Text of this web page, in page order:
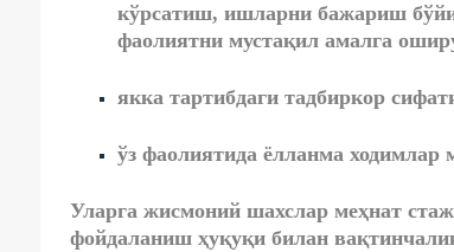
кўрсатиш, ишларни бажариш
фаолиятни мустақил амалга
якка тартибдаги тадбиркор
ўз фаолиятида ёлланма ходимлар
Уларга жисмоний шахслар меҳнат
фойдаланиш ҳуқуқи билан